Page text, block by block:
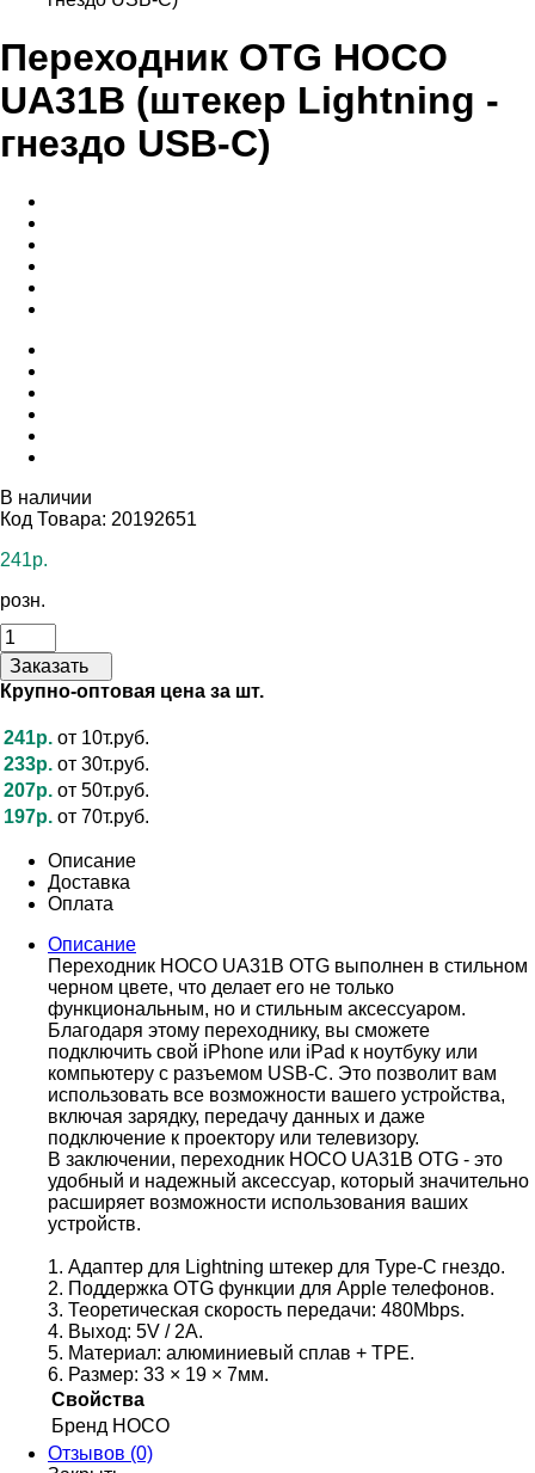
Переходник OTG HOCO
UA31B (штекер Lightning -
гнездо USB-C)
В наличии
Код Товара: 20192651
241р.
розн.
Заказать
Крупно-оптовая цена за шт.
241р. от 10т.руб.
233р. от 30т.руб.
207р. от 50т.руб.
197р. от 70т.руб.
Описание
Доставка
Оплата
Описание
Переходник HOCO UA31B OTG выполнен в стильном
черном цвете, что делает его не только
функциональным, но и стильным аксессуаром.
Благодаря этому переходнику, вы сможете
подключить свой iPhone или iPad к ноутбуку или
компьютеру с разъемом USB-C. Это позволит вам
использовать все возможности вашего устройства,
включая зарядку, передачу данных и даже
подключение к проектору или телевизору.
В заключении, переходник HOCO UA31B OTG - это
удобный и надежный аксессуар, который значительно
расширяет возможности использования ваших
устройств.
1. Адаптер для Lightning штекер для Type-C гнездо.
2. Поддержка OTG функции для Apple телефонов.
3. Теоретическая скорость передачи: 480Mbps.
4. Выход: 5V / 2A.
5. Материал: алюминиевый сплав + TPE.
6. Размер: 33 × 19 × 7мм.
Свойства
Бренд HOCO
Отзывов (0)